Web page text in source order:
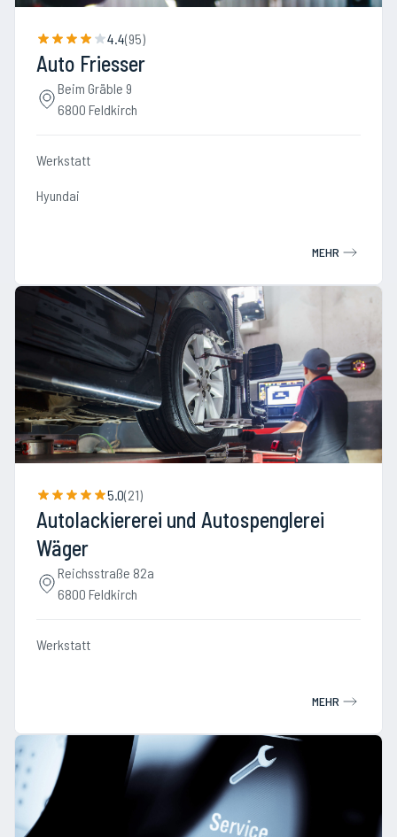
4.4(95)
Auto Friesser
Beim Gräble 9
6800 Feldkirch
Werkstatt
Hyundai
MEHR
5.0(21)
Autolackiererei und Autospenglerei
Wäger
Reichsstraße 82a
6800 Feldkirch
Werkstatt
MEHR